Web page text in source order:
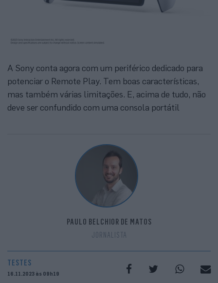
A Sony conta agora com um periférico dedicado para
potenciar o Remote Play. Tem boas características,
mas também várias limitações. E, acima de tudo, não
deve ser confundido com uma consola portátil
PAULO BELCHIOR DE MATOS
JORNALISTA
TESTES
16.11.2023 às 09h19